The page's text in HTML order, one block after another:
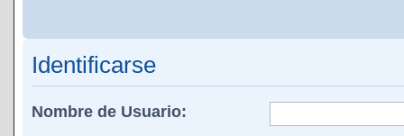
Identificarse
Nombre de Usuario: